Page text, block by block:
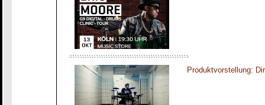
Produktvorstellung: